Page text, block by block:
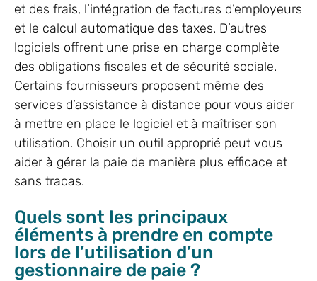
et des frais, l’intégration de factures d’employeurs
et le calcul automatique des taxes. D’autres
logiciels offrent une prise en charge complète
des obligations fiscales et de sécurité sociale.
Certains fournisseurs proposent même des
services d’assistance à distance pour vous aider
à mettre en place le logiciel et à maîtriser son
utilisation. Choisir un outil approprié peut vous
aider à gérer la paie de manière plus efficace et
sans tracas.
Quels sont les principaux
éléments à prendre en compte
lors de l’utilisation d’un
gestionnaire de paie ?